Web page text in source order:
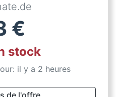
€
stock
il y a 2 heures
de l'offre